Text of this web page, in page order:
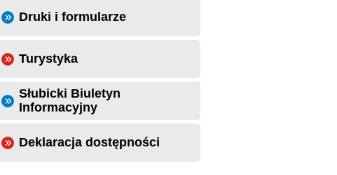
Druki i formularze
Turystyka
Słubicki Biuletyn
Informacyjny
Deklaracja dostępności